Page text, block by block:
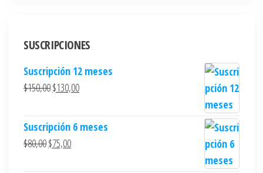
SUSCRIPCIONES
Suscripción 12 meses
$150,00$130,00
Suscripción 6 meses
$80,00$75,00